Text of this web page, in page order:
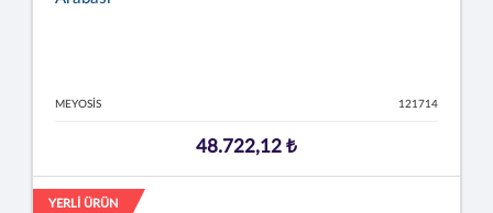
MEYOSİS 121714
48.722,12 ₺
YERLİ ÜRÜN